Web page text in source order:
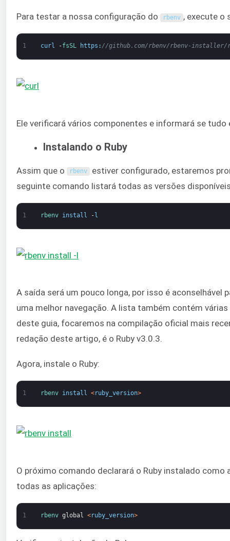
Para testar a nossa configuração do rbenv , execute o
1 curl -fsSL https : //github.com/rbenv/rbenv-installer/
Ele verificará vários componentes e informará se
Instalando o Ruby
Assim que o rbenv estiver configurado, estaremos
seguinte comando listará todas as versões
1 rbenv install - l
A saída será um pouco longa, por isso é aconselhável
uma melhor navegação. A lista também contém
deste guia, focaremos na compilação oficial mais
redação deste artigo, é o Ruby v3.0.3.
Agora, instale o Ruby:
1 rbenv install <ruby_version>
O próximo comando declarará o Ruby instalado como
todas as aplicações:
1 rbenv global <ruby_version>